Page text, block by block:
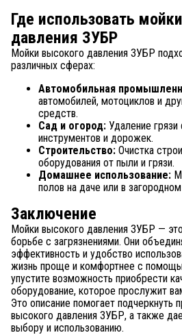
Где использовать
давления ЗУБР
Мойки высокого давления ЗУБР
различных сферах:
Автомобильная
автомобилей, мотоциклов и
средств.
Сад и огород: Удаление
инструментов и дорожек.
Строительство: Очистка
оборудования от пыли и грязи.
Домашнее использование:
полов на даче или в
Заключение
Мойки высокого давления ЗУБР —
борьбе с загрязнениями. Они
эффективность и удобство
жизнь проще и комфортнее с
упустите возможность приобрести
оборудование, которое прослужит
Это описание помогает подчеркнуть
высокого давления ЗУБР, а также
выбору и использованию.